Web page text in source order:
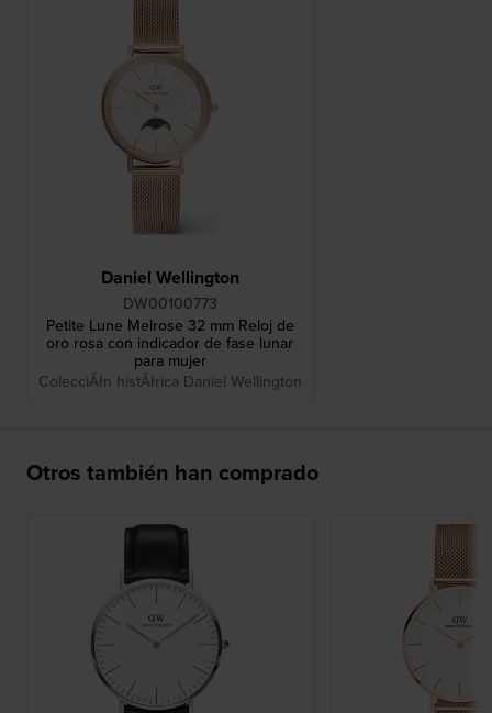
Daniel Wellington
DW00100773
Petite Lune Melrose 32 mm Reloj de
oro rosa con indicador de fase lunar
para mujer
ColecciĂłn histĂłrica Daniel Wellington
Otros también han comprado